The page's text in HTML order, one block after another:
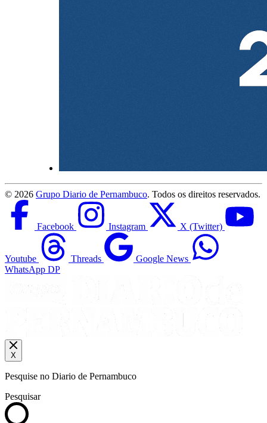
© 2026 Grupo Diario de Pernambuco. Todos os direitos reservados.
Facebook Instagram X (Twitter)
Youtube Threads
Google News
WhatsApp DP
X
Pesquise no Diario de Pernambuco
Pesquisar